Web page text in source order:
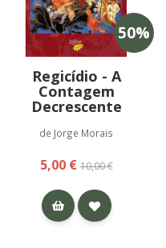
50%
Regicídio - A
Contagem
Decrescente
de Jorge Morais
5,00 €10,00 €